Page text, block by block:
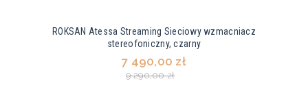
ROKSAN Atessa Streaming Sieciowy wzmacniacz
stereofoniczny, czarny
7 490,00 zł
9 290,00 zł